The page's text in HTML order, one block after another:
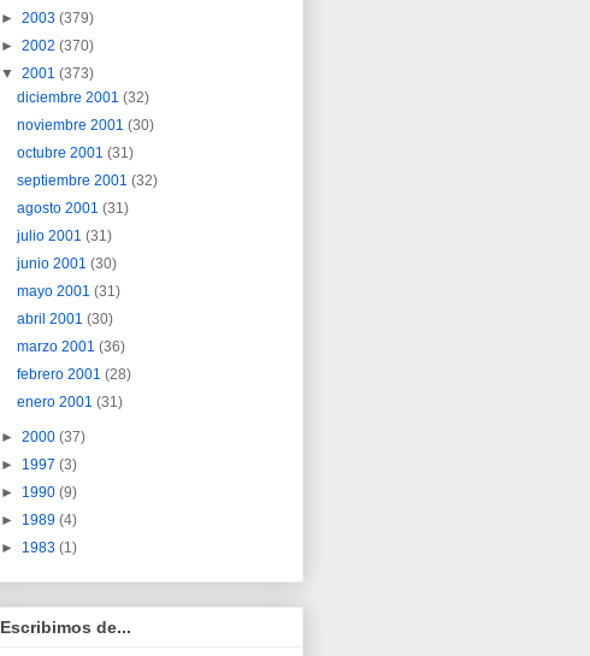
► 2003 (379)
► 2002 (370)
▼ 2001 (373)
diciembre 2001(32)
noviembre 2001(30)
octubre 2001(31)
septiembre 2001(32)
agosto 2001(31)
julio 2001(31)
junio 2001(30)
mayo 2001(31)
abril 2001(30)
marzo 2001(36)
febrero 2001(28)
enero 2001(31)
► 2000 (37)
► 1997 (3)
► 1990 (9)
► 1989 (4)
► 1983 (1)
Escribimos de...